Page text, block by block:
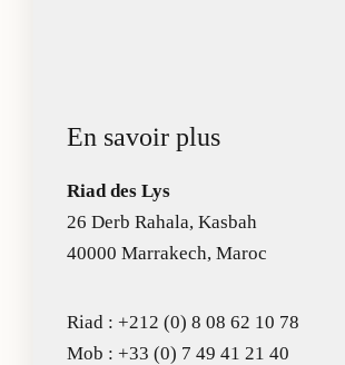
En savoir plus
Riad des Lys
26 Derb Rahala, Kasbah
40000 Marrakech, Maroc
Riad : +212 (0) 8 08 62 10 78
Mob : +33 (0) 7 49 41 21 40